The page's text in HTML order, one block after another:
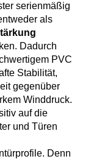
serienmäßig
als
Dadurch
PVC
Stabilität,
gegenüber
Winddruck.
auf die
und Türen
Denn